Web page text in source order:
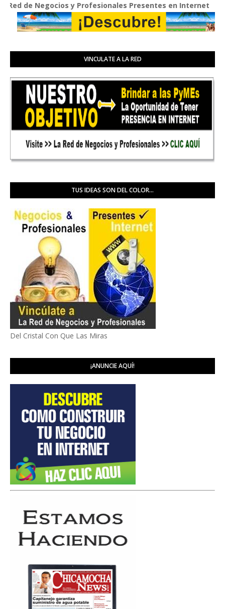
Negocios y Profesionales Presentes en Internet
VINCULATE A LA RED
TUS IDEAS SON DEL COLOR...
Del Cristal Con Que Las Miras
¡ANUNCIE AQUÍ!